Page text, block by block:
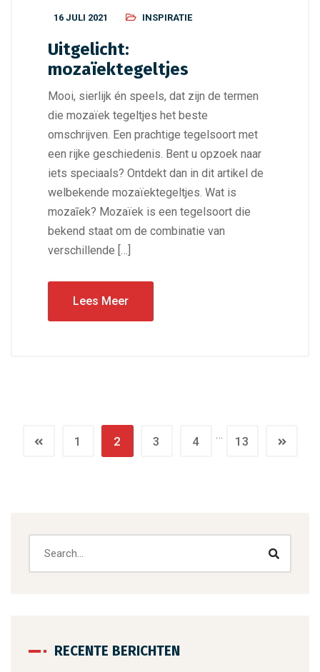
16 JULI 2021 INSPIRATIE
Uitgelicht:
mozaïektegeltjes
Mooi, sierlijk én speels, dat zijn de termen
die mozaïek tegeltjes het beste
omschrijven. Een prachtige tegelsoort met
een rijke geschiedenis. Bent u opzoek naar
iets speciaals? Ontdekt dan in dit artikel de
welbekende mozaïektegeltjes. Wat is
mozaīek? Mozaïek is een tegelsoort die
bekend staat om de combinatie van
verschillende […]
Lees Meer
1 2 3 4 … 13
RECENTE BERICHTEN